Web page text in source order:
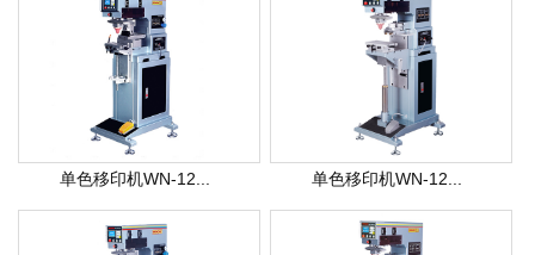
单色移印机WN-12... 单色移印机WN-12...